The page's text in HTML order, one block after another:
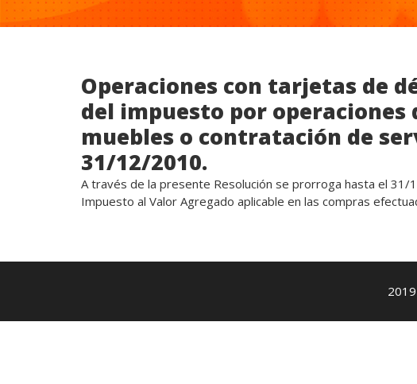
Operaciones con tarjetas de
del impuesto por operaciones
muebles o contratación de
31/12/2010.
A través de la presente Resolución se prorroga hasta el
Impuesto al Valor Agregado aplicable en las compras